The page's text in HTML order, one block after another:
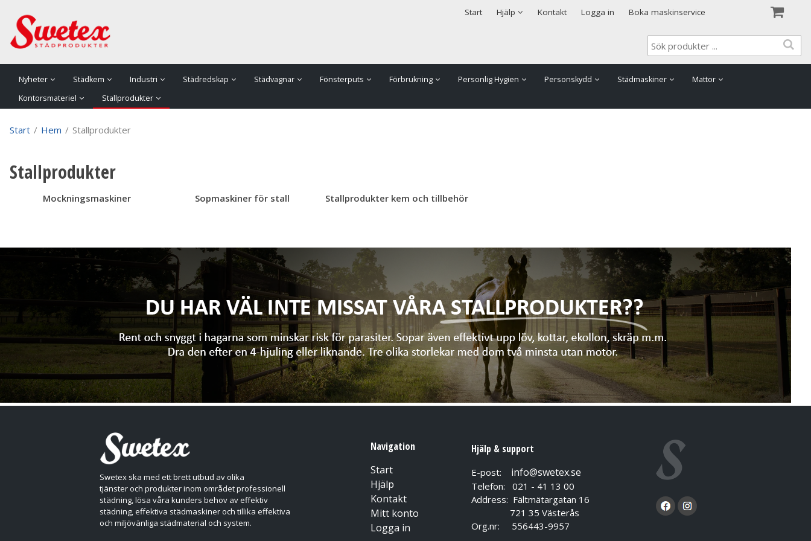
Start Hjälp
Säkerhet & Cookies Kontakt Logga in Boka maskinservice
Nyheter Städkem Industri Städredskap Städvagnar Fönsterputs Förbrukning Personlig Hygien Personskydd Städmaskiner
Mattor
Kontorsmateriel
Stallprodukter
Start / Hem / Stallprodukter
Stallprodukter
Mockningsmaskiner Sopmaskiner för stall Stallprodukter kem och tillbehör
Swetex ska med ett brett utbud av olika
tjänster och produkter inom området professionell
städning, lösa våra kunders behov av effektiv
städning, effektiva städmaskiner och tillika effektiva
och miljövänliga städmaterial och system.
Navigation
Start
Hjälp
Kontakt
Mitt konto
Logga in
Hjälp & support
E-post: info@swetex.se
Telefon: 021 - 41 13 00
Address: Fältmätargatan 16
721 35 Västerås
Org.nr: 556443-9957